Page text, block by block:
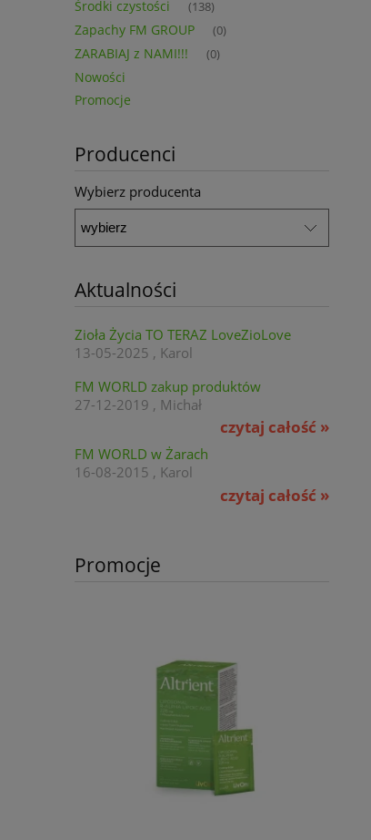
Środki czystości (138)
Zapachy FM GROUP (0)
ZARABIAJ z NAMI!!! (0)
Nowości
Promocje
Producenci
Wybierz producenta
Aktualności
Zioła Życia TO TERAZ LoveZioLove
13-05-2025 , Karol
FM WORLD zakup produktów
27-12-2019 , Michał
czytaj całość »
FM WORLD w Żarach
16-08-2015 , Karol
czytaj całość »
Promocje